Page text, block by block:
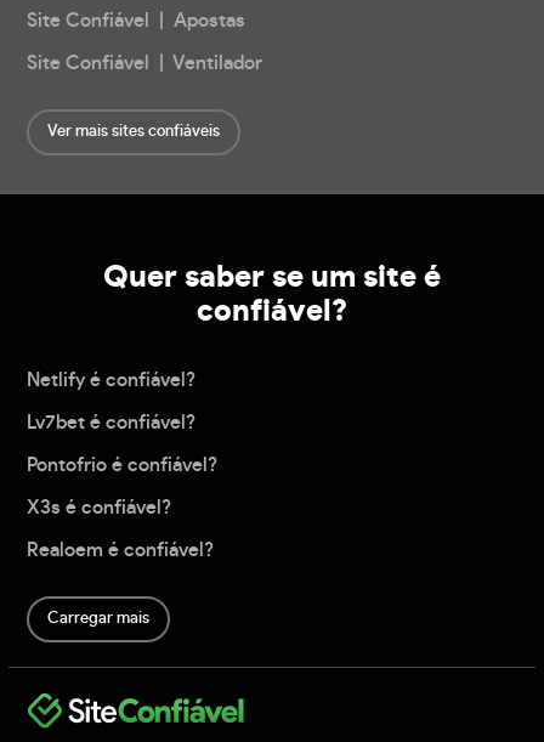
Site Confiável | Apostas
Site Confiável | Ventilador
Ver mais sites confiáveis
Quer saber se um site é
confiável?
Netlify é confiável?
Lv7bet é confiável?
Pontofrio é confiável?
X3s é confiável?
Realoem é confiável?
Carregar mais